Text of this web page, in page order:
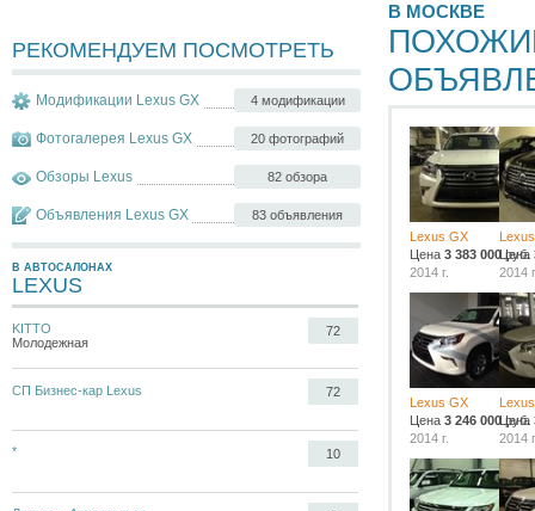
РЕКОМЕНДУЕМ ПОСМОТРЕТЬ
4 модификации
Модификации Lexus GX
20 фотографий
Фотогалерея Lexus GX
82 обзора
Обзоры Lexus
83 объявления
Объявления Lexus GX
В АВТОСАЛОНАХ
LEXUS
KITTO
Молодежная
72
СП Бизнес-кар Lexus 72
* 10
В МОСКВЕ
Lexus GX
Цена 3 383 000 руб.
2014 г.
Цена
2014
Lexus GX
Цена 3 246 000 руб.
2014 г.
Цена
2014